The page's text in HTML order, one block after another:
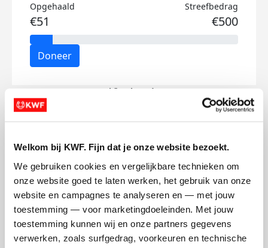
Welkom bij KWF. Fijn dat je onze website bezoekt.
We gebruiken cookies en vergelijkbare technieken om
onze website goed te laten werken, het gebruik van onze
website en campagnes te analyseren en — met jouw
toestemming — voor marketingdoeleinden. Met jouw
toestemming kunnen wij en onze partners gegevens
verwerken, zoals surfgedrag, voorkeuren en technische
Opgehaald
€51
Streefbedrag
€500
Doneer
Rolf's badges